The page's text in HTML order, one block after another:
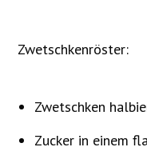
Zwetschkenröster:
Zwetschken
Zucker in einem